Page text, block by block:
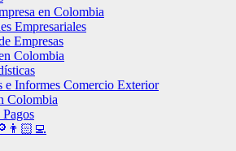
en Colombia
Empresariales
Empresas
Colombia
e Informes Comercio Exterior
Colombia